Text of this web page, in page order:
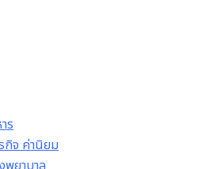
ร
จ ค่านิยม